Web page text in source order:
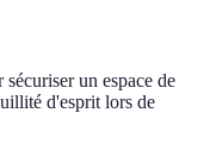
un espace de
d'esprit lors de